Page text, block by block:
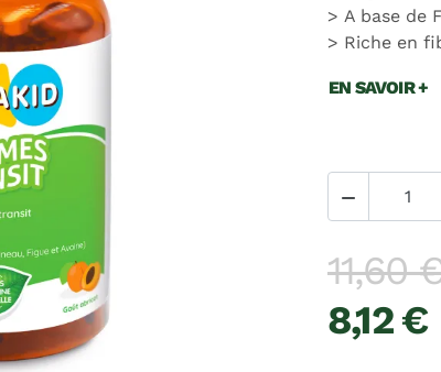
A base de
Riche en
EN SAVOIR +

11,60
8,12 €